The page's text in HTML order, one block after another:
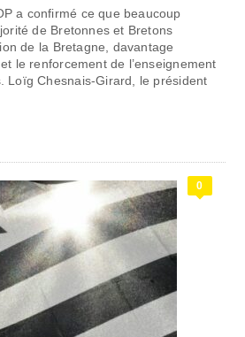
a confirmé ce que beaucoup
de Bretonnes et Bretons
de la Bretagne, davantage
le renforcement de l’enseignement
Loïg Chesnais-Girard, le président
0